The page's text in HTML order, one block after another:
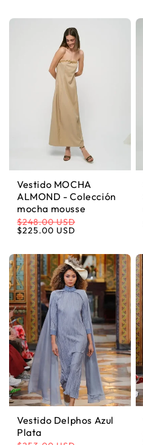
Vestido MOCHA
ALMOND - Colección
mocha mousse
Precio habitual
$248.00 USD
Precio de oferta
$225.00 USD
Vestido Delphos Azul
Plata